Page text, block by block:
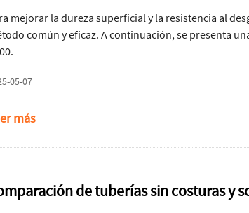
mejorar la dureza superficial y la resistencia al
común y eficaz. A continuación, se presenta
05-07
más
de tuberías sin costuras y